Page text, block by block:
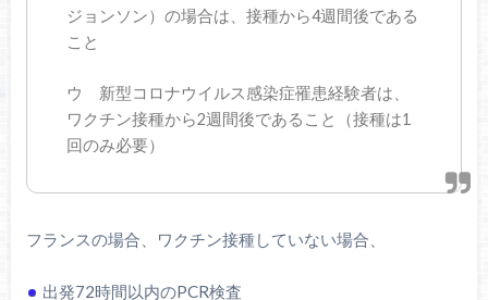
ジョンソン）の場合は、接種から4週間後である
こと
ウ 新型コロナウイルス感染症罹患経験者は、
ワクチン接種から2週間後であること（接種は1
回のみ必要）
フランスの場合、ワクチン接種していない場合、
出発72時間以内のPCR検査